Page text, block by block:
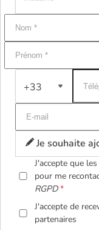
+33
Je souhaite
J'accepte que
pour me
RGPD
J'accepte de
partenaires